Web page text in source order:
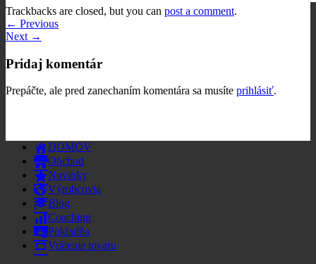
Trackbacks are closed, but you can post a comment.
← Previous
Next →
Pridaj komentár
Prepáčte, ale pred zanechaním komentára sa musíte prihlásiť.
DOMOV
Obchod
Novinky
Výrobcovia
Blog
Coaching
Pokladňa
Vrátenie tovaru